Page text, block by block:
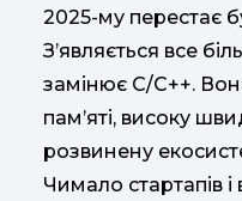
2025-му перестає
З’являється все
замінює C/C++.
пам’яті, високу
розвинену
Чимало стартапів і